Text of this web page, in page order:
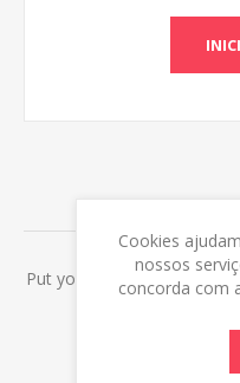
Put your login /
Cookies
nossos
concorda com